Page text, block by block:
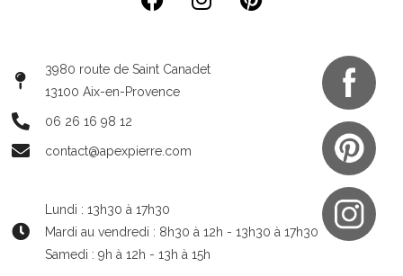
3980 route de Saint Canadet
13100 Aix-en-Provence
06 26 16 98 12
contact@apexpierre.com
Lundi : 13h30 à 17h30
Mardi au vendredi : 8h30 à 12h - 13h30 à 17h30
Samedi : 9h à 12h - 13h à 15h